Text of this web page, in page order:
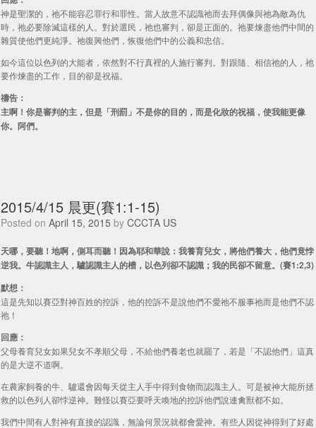
神是聖潔的，祂不能容忍罪行和罪性。當人故意不認識祂而去拜偶像與祂為敵為仇
時，祂必要除滅這樣的人。對於選民，祂也審判，卻是正面的。祂要煉盡他們中間的
雜質使他們更純淨。祂復興他們，恢復他們中的公義和忠信。
如今這位以色列的大能者，依然對不行真裡的人施行審判。對跟隨、相信祂的人，祂
要作煉盡的工作，目的卻是祝福。
禱告：
主啊！你是審判的主，但是「刑罰」不是你的目的，而是化妝的祝福，使我能更像
你。阿們。
2015/4/15 晨更(賽1:1-15)
Posted on April 15, 2015 by CCCTA US
天哪，要聽！地啊，側耳而聽！因為耶和華說：我養育兒女，將他們養大，他們竟悖
逆我。牛認識主人，驢認識主人的槽，以色列卻不認識；我的民卻不留意。(賽1:2,3)
默想：
這是先知以賽亞對神百姓的控訴，他的控訴不是說他們不愛祂不服事祂而是他們不認
祂！
回應：
父母養育兒女如果兒女不孝順父母，不給他們養老也就罷了，若是「不認他們」這真
的是大逆不道啊。
在農家飼養的牛、驢還會因每天從主人手中得到食物而認識主人。可是被神大能所拯
救的以色列人卻悖逆神。難怪以賽亞要呼天喚地的控訴他們說連禽獸都不如。
我們中間有人對神有直接的認識，無論何景況就都會愛神。有些人因從神得到了好處